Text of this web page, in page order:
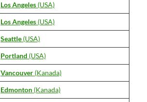
Los Angeles (USA)
Los Angeles (USA)
Seattle (USA)
Portland (USA)
Vancouver (Kanada)
Edmonton (Kanada)